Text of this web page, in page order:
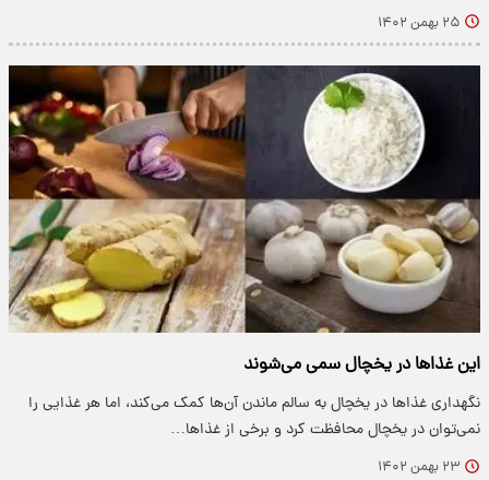
۲۵ بهمن ۱۴۰۲
این غذاها در یخچال سمی می‌شوند
نگهداری غذاها در یخچال به سالم ماندن آن‌ها کمک می‌کند، اما هر غذایی را
نمی‌توان در یخچال محافظت کرد و برخی از غذاها…
۲۳ بهمن ۱۴۰۲